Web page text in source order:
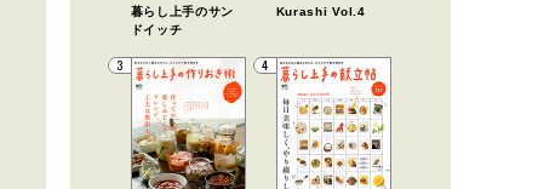
暮らし上手のサン
ドイッチ
Kurashi Vol.4
3 4